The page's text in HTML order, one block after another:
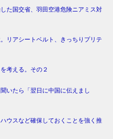
た国交省、羽田空港危険ニアミス対
リアシートベルト、きっちりプリテ
考える。その２
いたら「翌日に中国に伝えまし
ウスなど確保しておくことを強く推